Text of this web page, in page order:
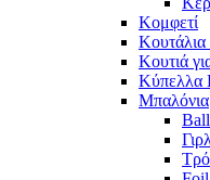
Κομφετί
Κουτάλια
Κουτιά
Κύπελλα
Μπαλόνια